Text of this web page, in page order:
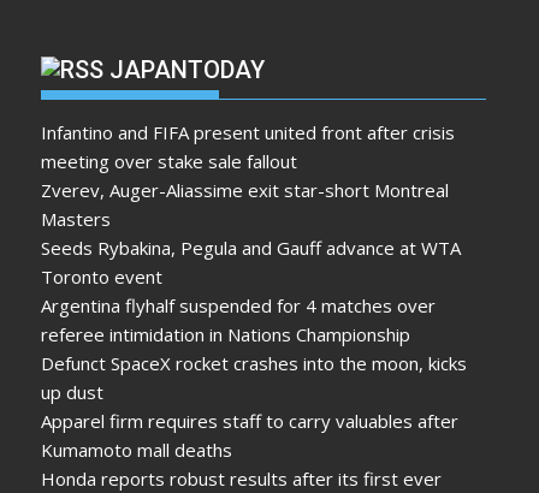
JAPANTODAY
Infantino and FIFA present united front after crisis
meeting over stake sale fallout
Zverev, Auger-Aliassime exit star-short Montreal
Masters
Seeds Rybakina, Pegula and Gauff advance at WTA
Toronto event
Argentina flyhalf suspended for 4 matches over
referee intimidation in Nations Championship
Defunct SpaceX rocket crashes into the moon, kicks
up dust
Apparel firm requires staff to carry valuables after
Kumamoto mall deaths
Honda reports robust results after its first ever